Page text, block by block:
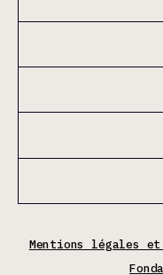
Mentions légales